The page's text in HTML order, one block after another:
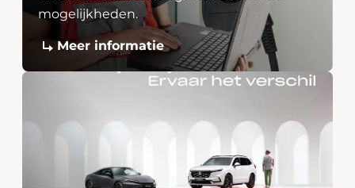
mogelijkheden.
Meer informatie